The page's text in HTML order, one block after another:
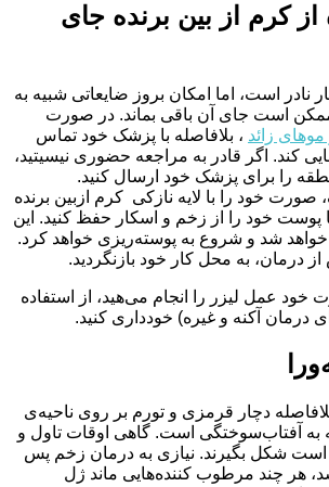
از کرم از بین برنده جای
نادر است، اما امکان بروز ضایعاتی شبیه به
است جای آن باقی بماند. در صورت
زائد ، بلافاصله با پزشک خود تماس
کند. اگر قادر به مراجعه حضوری نیسیتید،
را برای پزشک خود ارسال کنید.
خود را با لایه نازکی کرم ازبین برنده
پوست خود را از زخم و اسکار حفظ کنید. این
شد و شروع به پوسته‌ریزی خواهد کرد.
از درمان، به محل کار خود بازنگردید.
خود عمل لیزر را انجام می‌هید، از استفاده
درمان آکنه و غیره) خودداری کنید.
دچار قرمزی و تورم بر روی ناحیه‌ی
به آفتاب‌سوختگی است. گاهی اوقات تاول و
است شکل بگیرند. نیازی به درمان زخم پس
هر چند مرطوب کننده‌هایی ماند ژل